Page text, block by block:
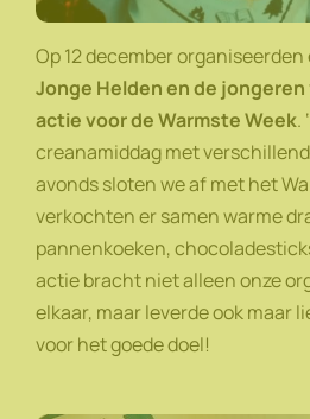
Op 12 december organiseerden
Jonge Helden en de jongeren
actie voor de Warmste Week.
creanamiddag met
avonds sloten we af met het
verkochten er samen warme
pannenkoeken,
actie bracht niet alleen onze
elkaar, maar leverde ook maar
voor het goede doel!